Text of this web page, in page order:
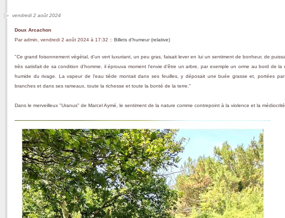
vendredi 2 août 2024
Doux Arcachon
Par admin, vendredi 2 août 2024 à 17:32 :: Billets d'humeur (relative)
"Ce grand foisonnement végétal, d'un vert luxuriant, un peu gras, faisait lever en lui un sentiment de bonheur, de
très satisfait de sa condition d'homme, il éprouva moment l'envie d'être un arbre, par exemple un orme au bord de
humide du rivage. La vapeur de l'eau tiède montait dans ses feuilles, y déposait une buée grasse et, portées
branches et dans ses rameaux, toute la richesse et toute la bonté de la terre."
Dans le merveilleux "Uranus" de Marcel Aymé, le sentiment de la nature comme contrepoint à la violence et la